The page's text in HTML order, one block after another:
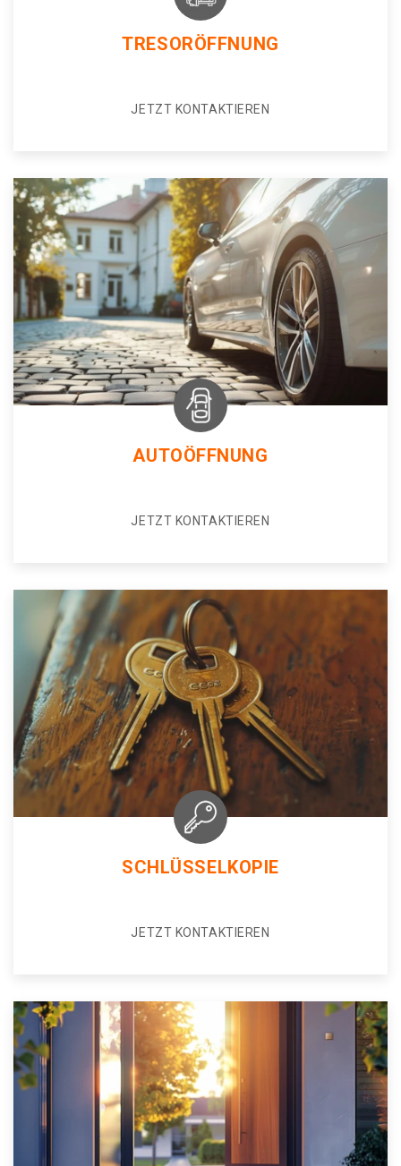
TRESORÖFFNUNG
JETZT KONTAKTIEREN
AUTOÖFFNUNG
JETZT KONTAKTIEREN
SCHLÜSSELKOPIE
JETZT KONTAKTIEREN